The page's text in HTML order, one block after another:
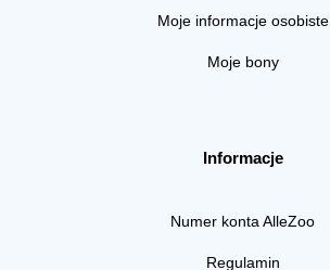
Moje informacje osobiste
Moje bony
Informacje
Numer konta AlleZoo
Regulamin